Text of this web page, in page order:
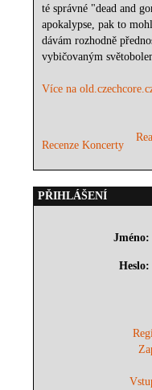
té správné "dead and
apokalypse, pak to
dávám rozhodně
vybičovaným
Více na
Recenze Koncerty
PŘIHLÁŠENÍ
Jméno:
Heslo: